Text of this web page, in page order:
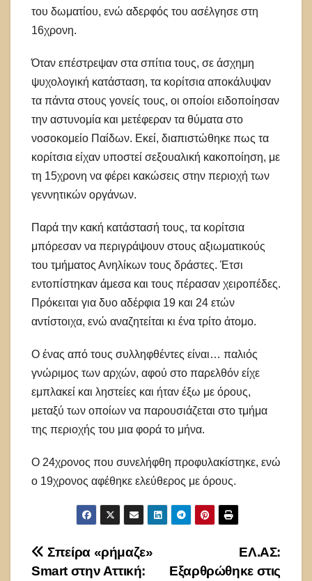
του δωματίου, ενώ αδερφός του ασέλγησε στη
16χρονη.
Όταν επέστρεψαν στα σπίτια τους, σε άσχημη
ψυχολογική κατάσταση, τα κορίτσια αποκάλυψαν
τα πάντα στους γονείς τους, οι οποίοι ειδοποίησαν
την αστυνομία και μετέφεραν τα θύματα στο
νοσοκομείο Παίδων. Εκεί, διαπιστώθηκε πως τα
κορίτσια είχαν υποστεί σεξουαλική κακοποίηση, με
τη 15χρονη να φέρει κακώσεις στην περιοχή των
γεννητικών οργάνων.
Παρά την κακή κατάστασή τους, τα κορίτσια
μπόρεσαν να περιγράψουν στους αξιωματικούς
του τμήματος Ανηλίκων τους δράστες. Έτσι
εντοπίστηκαν άμεσα και τους πέρασαν χειροπέδες.
Πρόκειται για δυο αδέρφια 19 και 24 ετών
αντίστοιχα, ενώ αναζητείται κι ένα τρίτο άτομο.
Ο ένας από τους συλληφθέντες είναι… παλιός
γνώριμος των αρχών, αφού στο παρελθόν είχε
εμπλακεί και ληστείες και ήταν έξω με όρους,
μεταξύ των οποίων να παρουσιάζεται στο τμήμα
της περιοχής του μια φορά το μήνα.
Ο 24χρονος που συνελήφθη προφυλακίστηκε, ενώ
ο 19χρονος αφέθηκε ελεύθερος με όρους.
Πλοήγηση
ΕΛ.ΑΣ:
Εξαρθρώθηκε στις
Σπείρα «ρήμαζε»
Smart στην Αττική: